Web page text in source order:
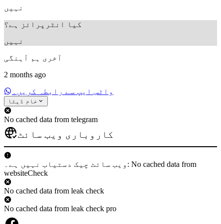
نہیں
کیا انٹرپرائز ہے؟
نہیں
آخری ہم آہنگی
2 months ago
واٹس ایپ سے رابطہ کریں۔
خام ڈیٹا
No cached data from telegram
کاروباری ویب سائٹ
ویب سائٹ چیک دستیاب نہیں ہے۔: No cached data from
websiteCheck
No cached data from leak check
No cached data from leak check pro